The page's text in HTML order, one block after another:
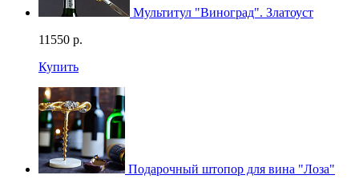
Мультитул "Виноград". Златоуст
11550 р.
Купить
Подарочный штопор для вина "Лоза"